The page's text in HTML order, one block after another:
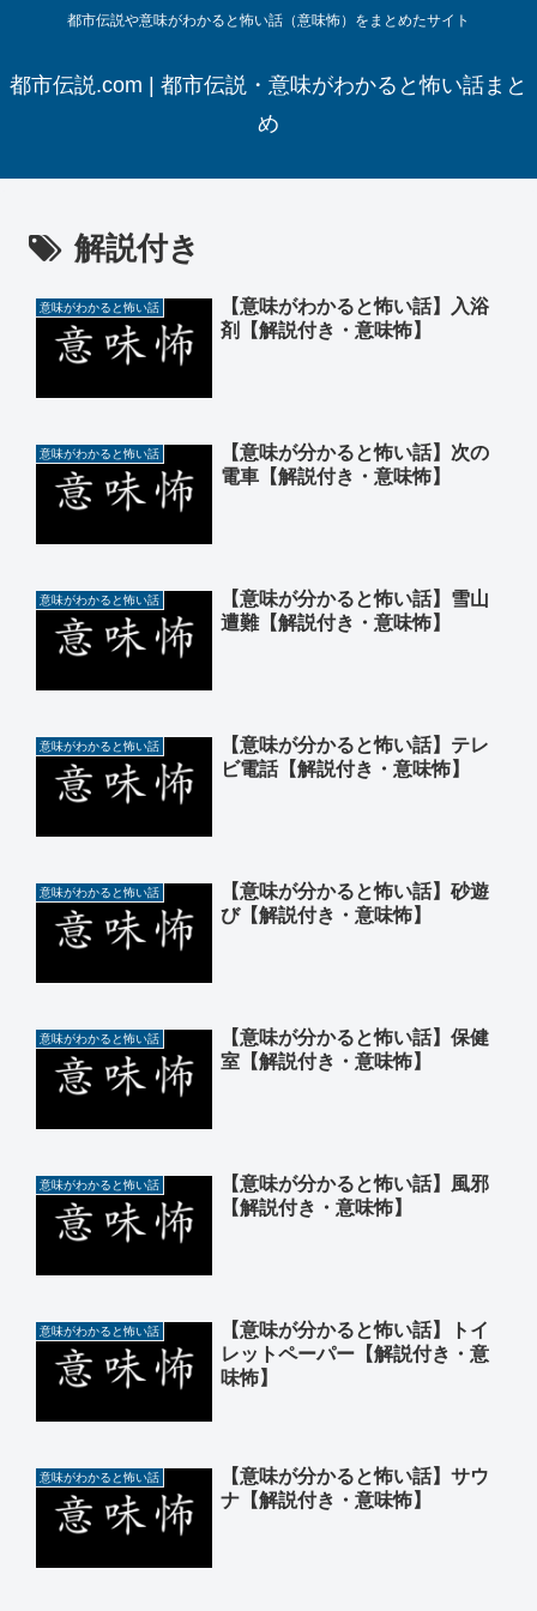
都市伝説や意味がわかると怖い話（意味怖）をまとめたサイト
都市伝説.com | 都市伝説・意味がわかると怖い話まと
め
解説付き
意味がわかると怖い話
【意味がわかると怖い話】入浴
剤【解説付き・意味怖】
意味がわかると怖い話
【意味が分かると怖い話】次の
電車【解説付き・意味怖】
意味がわかると怖い話
【意味が分かると怖い話】雪山
遭難【解説付き・意味怖】
意味がわかると怖い話
【意味が分かると怖い話】テレ
ビ電話【解説付き・意味怖】
意味がわかると怖い話
【意味が分かると怖い話】砂遊
び【解説付き・意味怖】
意味がわかると怖い話
【意味が分かると怖い話】保健
室【解説付き・意味怖】
意味がわかると怖い話
【意味が分かると怖い話】風邪
【解説付き・意味怖】
意味がわかると怖い話
【意味が分かると怖い話】トイ
レットペーパー【解説付き・意
味怖】
意味がわかると怖い話
【意味が分かると怖い話】サウ
ナ【解説付き・意味怖】